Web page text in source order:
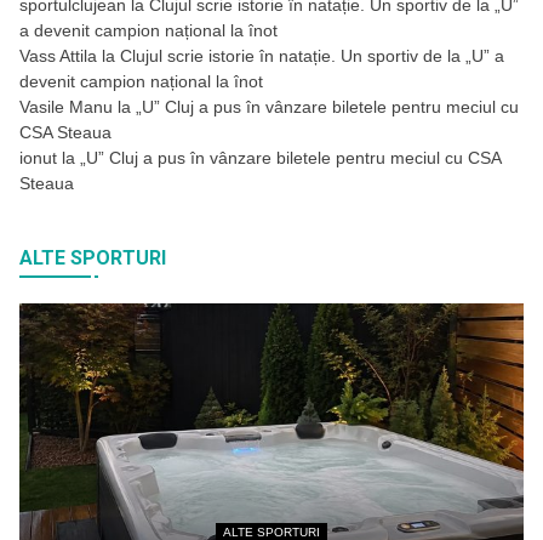
sportulclujean la Clujul scrie istorie în natație. Un sportiv de la „U”
a devenit campion național la înot
Vass Attila la Clujul scrie istorie în natație. Un sportiv de la „U” a
devenit campion național la înot
Vasile Manu la
„U” Cluj a pus în vânzare biletele pentru meciul cu
CSA Steaua
ionut la
„U” Cluj a pus în vânzare biletele pentru meciul cu CSA
Steaua
ALTE SPORTURI
ALTE SPORTURI